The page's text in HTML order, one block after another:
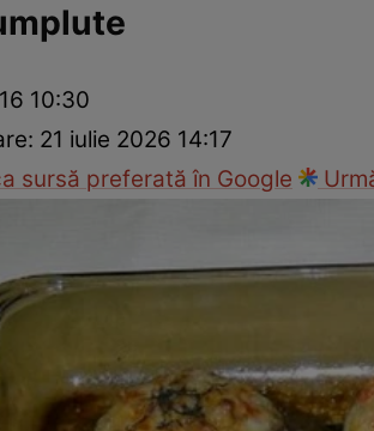
10:30
21 iulie 2026 14:17
sursă preferată în Google